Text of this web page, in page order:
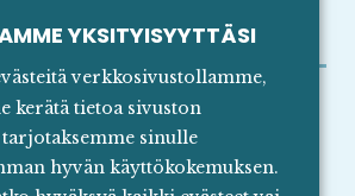
kasvajaa kertoo: Miksi me
YKSITYISYYTTÄSI
verkkosivustollamme,
kerätä tietoa sivuston
sinulle
hyvän käyttökokemuksen.